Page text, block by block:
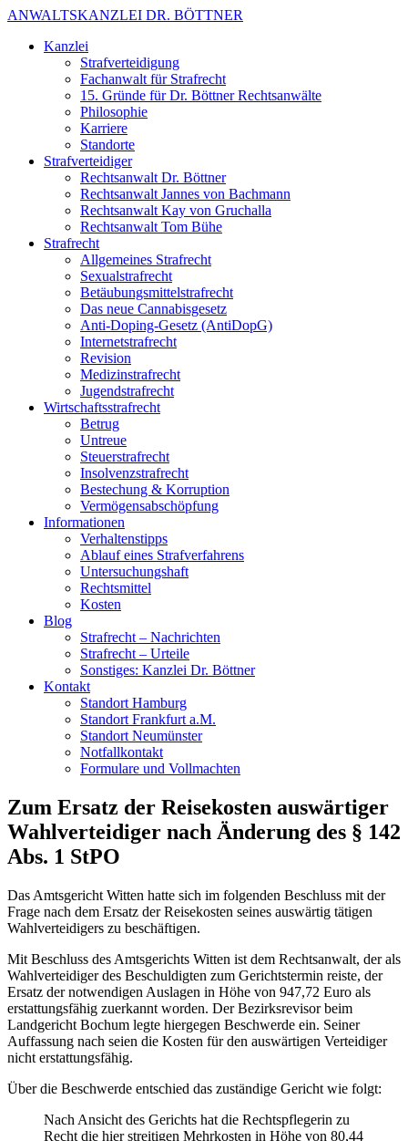
ANWALTSKANZLEI DR. BÖTTNER
Kanzlei
Strafverteidigung
Fachanwalt für Strafrecht
15. Gründe für Dr. Böttner Rechtsanwälte
Philosophie
Karriere
Standorte
Strafverteidiger
Rechtsanwalt Dr. Böttner
Rechtsanwalt Jannes von Bachmann
Rechtsanwalt Kay von Gruchalla
Rechtsanwalt Tom Bühe
Strafrecht
Allgemeines Strafrecht
Sexualstrafrecht
Betäubungsmittelstrafrecht
Das neue Cannabisgesetz
Anti-Doping-Gesetz (AntiDopG)
Internetstrafrecht
Revision
Medizinstrafrecht
Jugendstrafrecht
Wirtschaftsstrafrecht
Betrug
Untreue
Steuerstrafrecht
Insolvenzstrafrecht
Bestechung & Korruption
Vermögensabschöpfung
Informationen
Verhaltenstipps
Ablauf eines Strafverfahrens
Untersuchungshaft
Rechtsmittel
Kosten
Blog
Strafrecht – Nachrichten
Strafrecht – Urteile
Sonstiges: Kanzlei Dr. Böttner
Kontakt
Standort Hamburg
Standort Frankfurt a.M.
Standort Neumünster
Notfallkontakt
Formulare und Vollmachten
Zum Ersatz der Reisekosten auswärtiger
Wahlverteidiger nach Änderung des § 142
Abs. 1 StPO
Das Amtsgericht Witten hatte sich im folgenden Beschluss mit der
Frage nach dem Ersatz der Reisekosten seines auswärtig tätigen
Wahlverteidigers zu beschäftigen.
Mit Beschluss des Amtsgerichts Witten ist dem Rechtsanwalt, der als
Wahlverteidiger des Beschuldigten zum Gerichtstermin reiste, der
Ersatz der notwendigen Auslagen in Höhe von 947,72 Euro als
erstattungsfähig zuerkannt worden. Der Bezirksrevisor beim
Landgericht Bochum legte hiergegen Beschwerde ein. Seiner
Auffassung nach seien die Kosten für den auswärtigen Verteidiger
nicht erstattungsfähig.
Über die Beschwerde entschied das zuständige Gericht wie folgt:
Nach Ansicht des Gerichts hat die Rechtspflegerin zu
Recht die hier streitigen Mehrkosten in Höhe von 80,44